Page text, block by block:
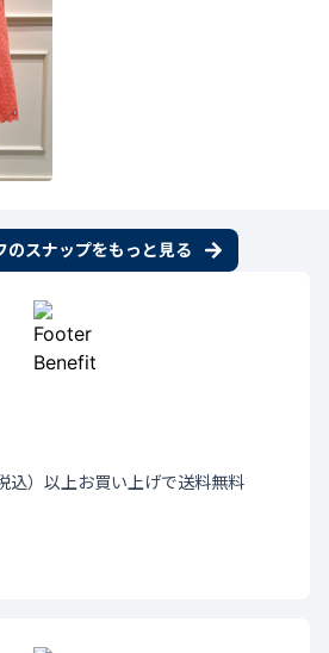
のスナップをもっと見る
込）以上お買い上げで送料無料